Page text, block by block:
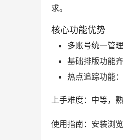
求。
核心功能优势
多账号统一管
基础排版功能
热点追踪功能
上手难度：中等，
使用指南：安装浏